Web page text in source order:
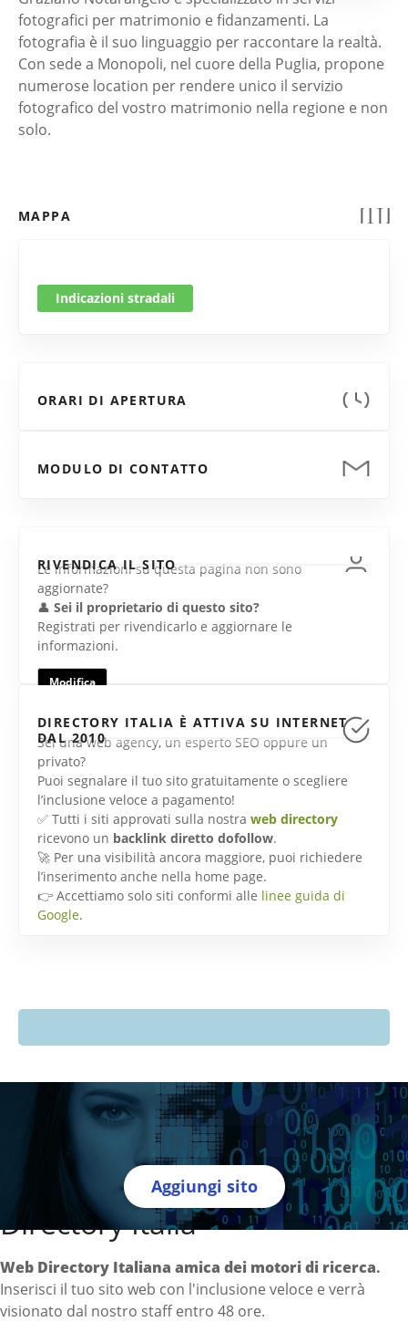
fotografici per matrimonio e fidanzamenti. La
fotografia è il suo linguaggio per raccontare la realtà.
Con sede a Monopoli, nel cuore della Puglia, propone
numerose location per rendere unico il servizio
fotografico del vostro matrimonio nella regione e non
solo.
MAPPA
Indicazioni stradali
ORARI DI APERTURA
MODULO DI CONTATTO
RIVENDICA IL SITO
Le informazioni su questa pagina non sono
aggiornate?
👤 Sei il proprietario di questo sito?
Registrati per rivendicarlo e aggiornare le
informazioni.
Modifica
DIRECTORY ITALIA È ATTIVA SU INTERNET
DAL 2010
Sei una web agency, un esperto SEO oppure un
privato?
Puoi segnalare il tuo sito gratuitamente o scegliere
l’inclusione veloce a pagamento!
✅ Tutti i siti approvati sulla nostra web directory
ricevono un backlink diretto dofollow.
🚀 Per una visibilità ancora maggiore, puoi richiedere
l’inserimento anche nella home page.
👉 Accettiamo solo siti conformi alle linee guida di
Google.
Aggiungi sito
Directory Italia
Web Directory Italiana amica dei motori di ricerca.
Inserisci il tuo sito web con l'inclusione veloce e verrà
visionato dal nostro staff entro 48 ore.